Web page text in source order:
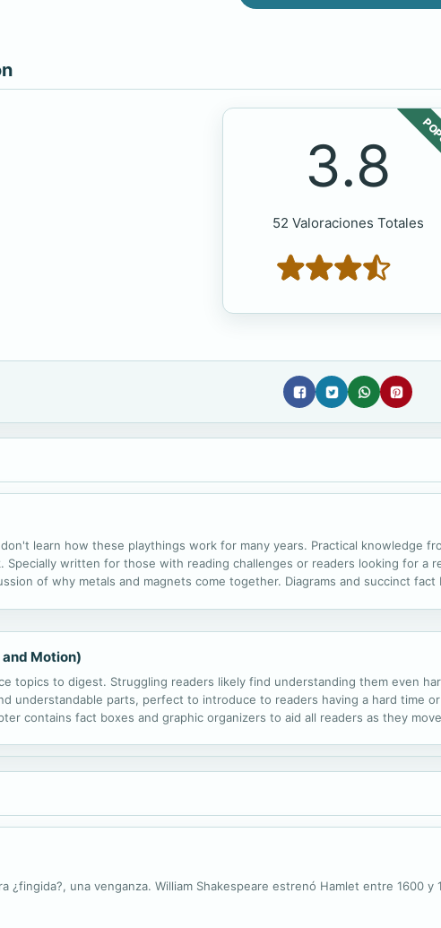
3.8
52 Valoraciones Totales
learn how these playthings work for many years. Practical knowledge
Specially written for those with reading challenges or readers looking for a
of why metals and magnets come together. Diagrams and succinct
Motion)
topics to digest. Struggling readers likely find understanding them even
understandable parts, perfect to introduce to readers having a hard time
contains fact boxes and graphic organizers to aid all readers as they
¿fingida?, una venganza. William Shakespeare estrenó Hamlet entre 1600